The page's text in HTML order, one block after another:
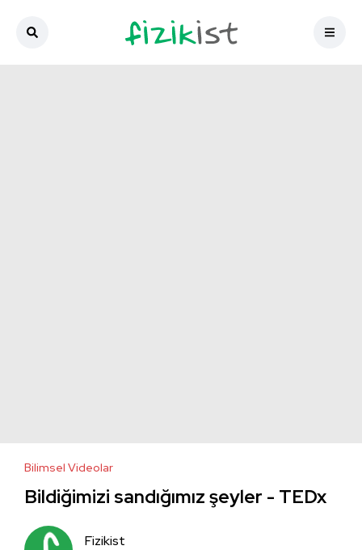
Bilimsel Videolar
Bildiğimizi sandığımız şeyler - TEDx
Fizikist